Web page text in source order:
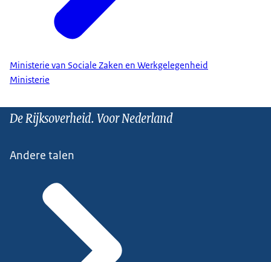
Ministerie van Sociale Zaken en Werkgelegenheid
Ministerie
De Rijksoverheid. Voor Nederland
Andere talen